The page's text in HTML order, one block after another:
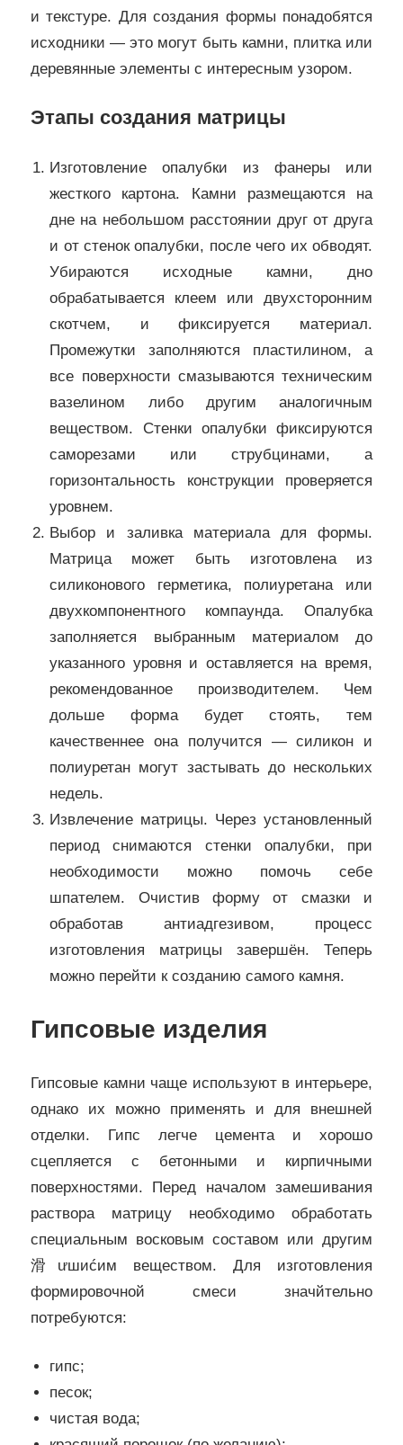
и текстуре. Для создания формы понадобятся
исходники — это могут быть камни, плитка или
деревянные элементы с интересным узором.
Этапы создания матрицы
Изготовление опалубки из фанеры или
жесткого картона. Камни размещаются на
дне на небольшом расстоянии друг от друга
и от стенок опалубки, после чего их обводят.
Убираются исходные камни, дно
обрабатывается клеем или двухсторонним
скотчем, и фиксируется материал.
Промежутки заполняются пластилином, а
все поверхности смазываются техническим
вазелином либо другим аналогичным
веществом. Стенки опалубки фиксируются
саморезами или струбцинами, а
горизонтальность конструкции проверяется
уровнем.
Выбор и заливка материала для формы.
Матрица может быть изготовлена из
силиконового герметика, полиуретана или
двухкомпонентного компаунда. Опалубка
заполняется выбранным материалом до
указанного уровня и оставляется на время,
рекомендованное производителем. Чем
дольше форма будет стоять, тем
качественнее она получится — силикон и
полиуретан могут застывать до нескольких
недель.
Извлечение матрицы. Через установленный
период снимаются стенки опалубки, при
необходимости можно помочь себе
шпателем. Очистив форму от смазки и
обработав антиадгезивом, процесс
изготовления матрицы завершён. Теперь
можно перейти к созданию самого камня.
Гипсовые изделия
Гипсовые камни чаще используют в интерьере,
однако их можно применять и для внешней
отделки. Гипс легче цемента и хорошо
сцепляется с бетонными и кирпичными
поверхностями. Перед началом замешивания
раствора матрицу необходимо обработать
специальным восковым составом или другим
滑ưшиćим веществом. Для изготовления
формировочной смеси зна­чйтельно
потребуются:
гипс;
песок;
чистая вода;